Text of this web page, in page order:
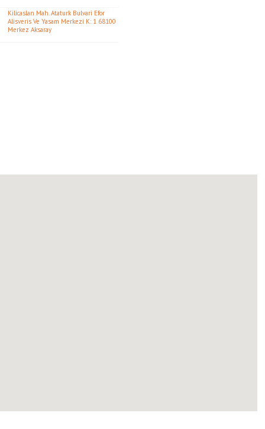
Kilicaslan Mah. Ataturk Bulvari Efor
Alisveris Ve Yasam Merkezi K: 1 68100
Merkez Aksaray